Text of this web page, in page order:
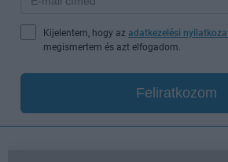
Kijelentem, hogy az adatkezelési
megismertem és azt elfogadom.
Feliratkozom